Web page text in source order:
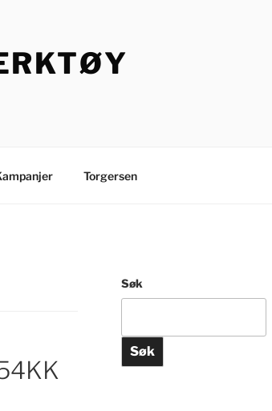
Torgersen
Søk
Søk